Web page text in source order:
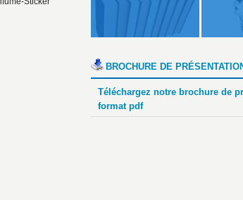
BROCHURE DE
Téléchargez notre brochure de
format pdf